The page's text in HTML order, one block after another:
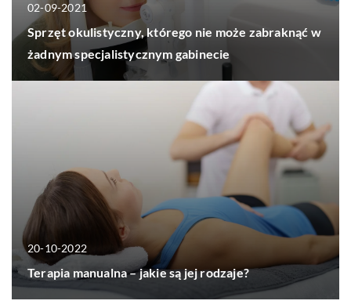
02-09-2021
Sprzęt okulistyczny, którego nie może zabraknąć w
żadnym specjalistycznym gabinecie
20-10-2022
Terapia manualna – jakie są jej rodzaje?